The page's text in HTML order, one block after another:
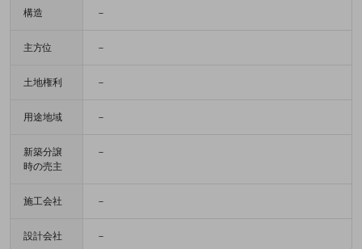
構造 －
主方位 －
土地権利 －
用途地域 －
新築分譲
時の売主
－
施工会社 －
設計会社 －